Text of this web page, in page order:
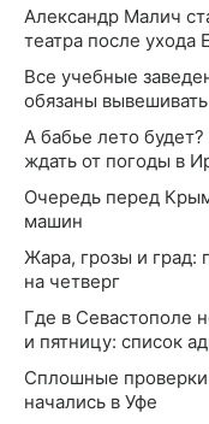
Александр Малич
театра после ухода
Все учебные
обязаны
А бабье лето
ждать от погоды в
Очередь перед
машин
Жара, грозы и град:
на четверг
Где в Севастополе
и пятницу: список
Сплошные проверки
начались в Уфе